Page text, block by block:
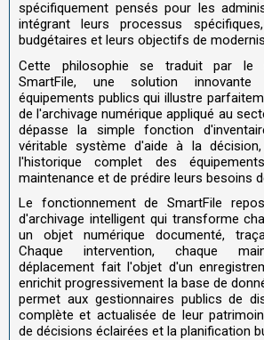
spécifiquement pensés pour les
intégrant leurs processus
budgétaires et leurs objectifs de
Cette philosophie se traduit par le
SmartFile, une solution
équipements publics qui illustre
de l'archivage numérique appliqué au
dépasse la simple fonction
véritable système d'aide à la
l'historique complet des
maintenance et de prédire leurs besoins
Le fonctionnement de SmartFile
d'archivage intelligent qui transforme
un objet numérique documenté,
Chaque intervention, chaque
déplacement fait l'objet d'un
enrichit progressivement la base de
permet aux gestionnaires publics de
complète et actualisée de leur
de décisions éclairées et la planification